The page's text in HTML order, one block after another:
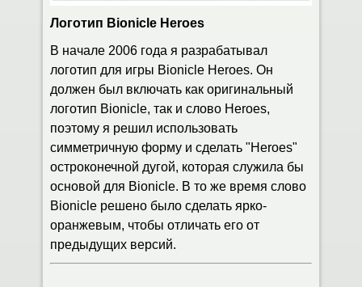
Логотип Bionicle Heroes
В начале 2006 года я разрабатывал
логотип для игры Bionicle Heroes. Он
должен был включать как оригинальный
логотип Bionicle, так и слово Heroes,
поэтому я решил использовать
симметричную форму и сделать "Heroes"
остроконечной дугой, которая служила бы
основой для Bionicle. В то же время слово
Bionicle решено было сделать ярко-
оранжевым, чтобы отличать его от
предыдущих версий.